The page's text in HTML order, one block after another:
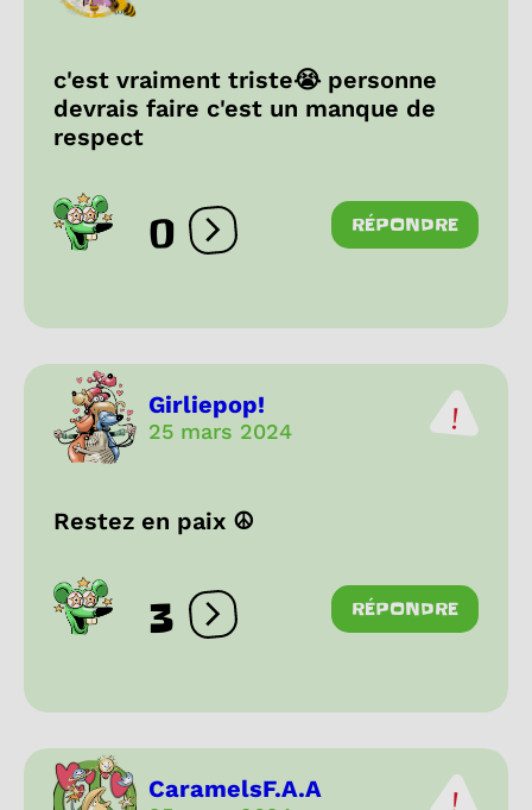
c'est vraiment triste😭 personne
devrais faire c'est un manque de
respect
0 Ouvrir les réactions
RÉPONDRE
Girliepop!
25 mars 2024
Restez en paix ☮️
3 Ouvrir les réactions
RÉPONDRE
CaramelsF.A.A